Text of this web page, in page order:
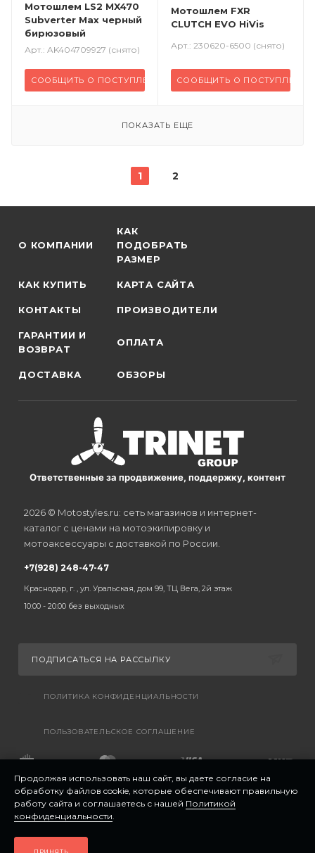
Мотошлем LS2 MX470
Subverter Max черный
бирюзовый
Арт.: AK404709927 (снято)
СООБЩИТЬ О ПОСТУПЛЕНИИ
Мотошлем FXR
CLUTCH EVO HiVis
Арт.: 230620-6500 (снято)
СООБЩИТЬ О ПОСТУПЛЕНИИ
ПОКАЗАТЬ ЕЩЕ
1 2
О КОМПАНИИ
КАК
ПОДОБРАТЬ
РАЗМЕР
КАК КУПИТЬ КАРТА САЙТА
КОНТАКТЫ ПРОИЗВОДИТЕЛИ
ГАРАНТИИ И
ВОЗВРАТ
ОПЛАТА
ДОСТАВКА ОБЗОРЫ
Ответственные за продвижение, поддержку, контент
2026 © Motostyles.ru: сеть магазинов и интернет-
каталог с ценами на мотоэкипировку и
мотоаксессуары с доставкой по России.
+7(928) 248-47-47
Краснодар, г. , ул. Уральская, дом 99, ТЦ Вега, 2й этаж
10:00 - 20:00 без выходных
ПОДПИСАТЬСЯ НА РАССЫЛКУ
ПОЛИТИКА КОНФИДЕНЦИАЛЬНОСТИ
ПОЛЬЗОВАТЕЛЬСКОЕ СОГЛАШЕНИЕ
Продолжая использовать наш сайт, вы даете согласие на
обработку файлов cookie, которые обеспечивают правильную
работу сайта и соглашаетесь с нашей Политикой
конфиденциальности.